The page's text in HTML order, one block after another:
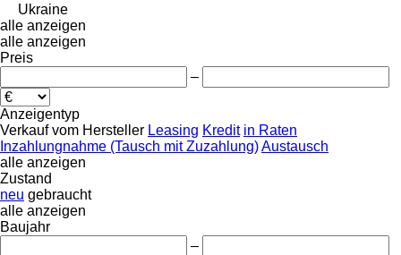
Ukraine
alle anzeigen
alle anzeigen
Preis
–
Anzeigentyp
Verkauf vom Hersteller Leasing Kredit in Raten
Inzahlungnahme (Tausch mit Zuzahlung)Austausch
alle anzeigen
Zustand
neu gebraucht
alle anzeigen
Baujahr
–